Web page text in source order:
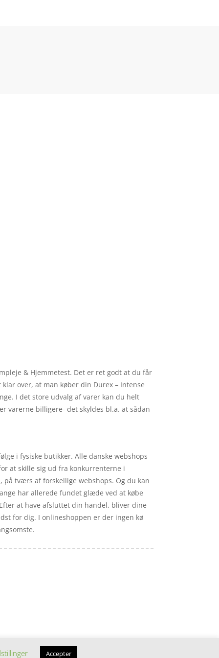
& Hjemmetest. Det er ret godt at du får
over, at man køber din Durex – Intense
I det store udvalg af varer kan du helt
varerne billigere- det skyldes bl.a. at sådan
i fysiske butikker. Alle danske webshops
at skille sig ud fra konkurrenterne i
tværs af forskellige webshops. Og du kan
har allerede fundet glæde ved at købe
at have afsluttet din handel, bliver dine
for dig. I onlineshoppen er der ingen kø
Accepter